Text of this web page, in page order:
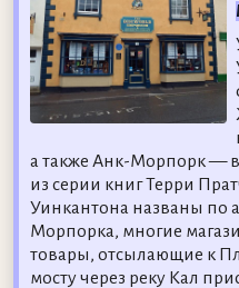
а также Анк-Морпорк —
из серии книг Терри
Уинкантона названы по
Морпорка, многие
товары, отсылающие к
мосту через реку Кал